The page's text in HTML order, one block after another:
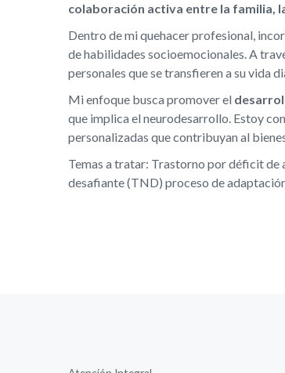
colaboración activa entre la familia,
Dentro de mi quehacer profesional,
de habilidades socioemocionales. A
personales que se transfieren a su vida
Mi enfoque busca promover el
que implica el neurodesarrollo. Estoy
personalizadas que contribuyan al
Temas a tratar: Trastorno por déficit
desafiante (TND) proceso de